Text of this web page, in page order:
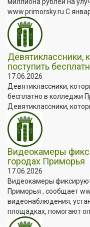
www.primorsky.ru С
Девятиклассники,
поступить
17.06.2026
Девятиклассники,
бесплатно в колледжи
Девятиклассники,
Видеокамеры
городах Приморья
17.06.2026
Видеокамеры
Приморья , сообщает
видеонаблюдения,
площадках, помогают